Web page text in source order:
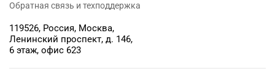
119526, Россия, Москва,
Ленинский проспект, д. 146,
6 этаж, офис 623
Обратная связь и техподдержка